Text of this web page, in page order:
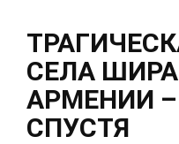
СЕЛА
АРМЕНИИ –
СПУСТЯ